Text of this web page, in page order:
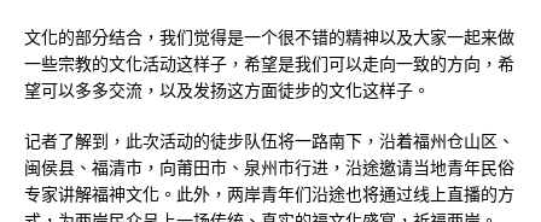
文化的部分结合，我们觉得是一个很不错的精神以及大家一起来做
一些宗教的文化活动这样子，希望是我们可以走向一致的方向，希
望可以多多交流，以及发扬这方面徒步的文化这样子。
记者了解到，此次活动的徒步队伍将一路南下，沿着福州仓山区、
闽侯县、福清市，向莆田市、泉州市行进，沿途邀请当地青年民俗
专家讲解福神文化。此外，两岸青年们沿途也将通过线上直播的方